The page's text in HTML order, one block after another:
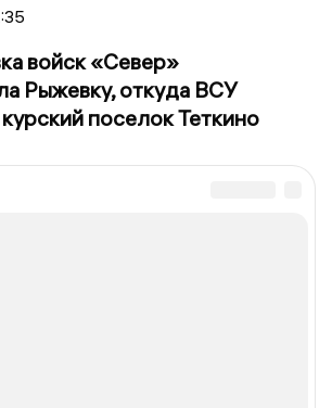
войск «Север»
Рыжевку, откуда ВСУ
поселок Теткино